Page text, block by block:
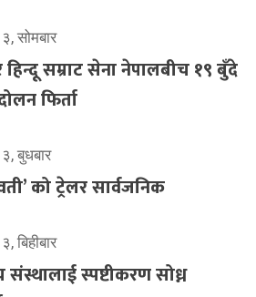
सोमबार
हिन्दू सम्राट सेना नेपालबीच १९ बुँदे
फिर्ता
बुधबार
को ट्रेलर सार्वजनिक
बिहीबार
संस्थालाई स्पष्टीकरण सोध्न